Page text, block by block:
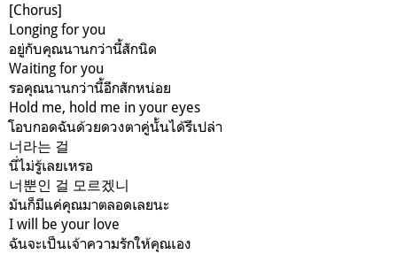
[Chorus]
Longing for you
อยู่กับคุณนานกว่านี้สักนิด
Waiting for you
รอคุณนานกว่านี้อีกสักหน่อย
Hold me, hold me in your eyes
โอบกอดฉันด้วยดวงตาคู่นั้นได้รึเปล่า
너라는 걸
นี่ไม่รู้เลยเหรอ
너뿐인 걸 모르겠니
มันก็มีแค่คุณมาตลอดเลยนะ
I will be your love
ฉันจะเป็นเจ้าความรักให้คุณเอง